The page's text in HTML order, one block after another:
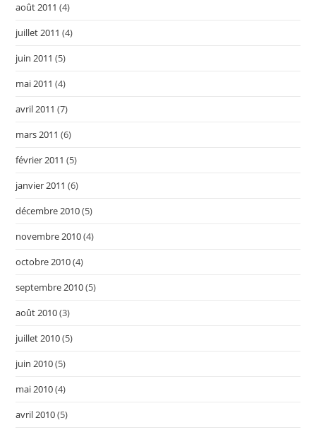
août 2011 (4)
juillet 2011 (4)
juin 2011 (5)
mai 2011 (4)
avril 2011 (7)
mars 2011 (6)
février 2011 (5)
janvier 2011 (6)
décembre 2010(5)
novembre 2010(4)
octobre 2010(4)
septembre 2010(5)
août 2010(3)
juillet 2010(5)
juin 2010(5)
mai 2010(4)
avril 2010(5)